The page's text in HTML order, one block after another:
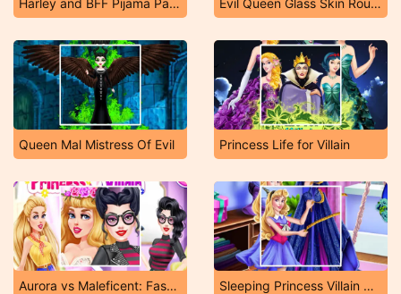
Harley and BFF Pijama Party Evil Queen Glass Skin Routine Influencer
Queen Mal Mistress Of Evil Princess Life for Villain
Aurora vs Maleficent: Fashion Showdown Sleeping Princess Villain Cosplay